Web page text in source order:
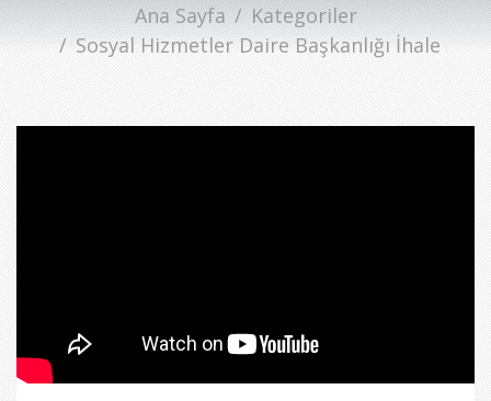
Ana Sayfa
Kategoriler
Sosyal Hizmetler Daire Başkanlığı İhale